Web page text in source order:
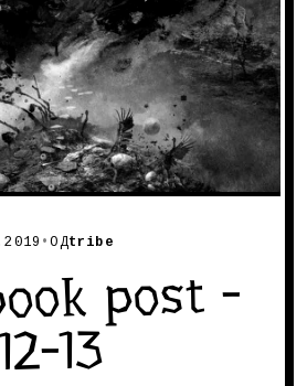
•ОДtribe
post -
13